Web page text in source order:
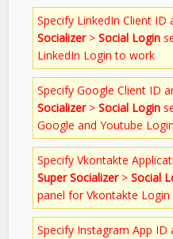
Specify LinkedIn Client
Socializer>Social Login
LinkedIn Login to work
Specify Google Client ID
Socializer>Social Login
Google and Youtube
Specify Vkontakte
Super Socializer>Social
panel for Vkontakte
Specify Instagram App ID